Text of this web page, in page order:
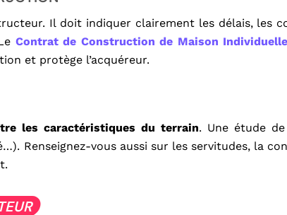
Il doit indiquer clairement les délais, les
Contrat de Construction de Maison
et protège l’acquéreur.
les caractéristiques du terrain. Une étude
Renseignez-vous aussi sur les servitudes, la